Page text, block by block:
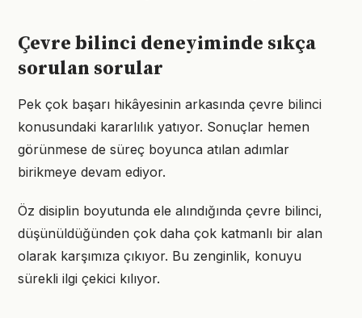
Çevre bilinci deneyiminde sıkça
sorulan sorular
Pek çok başarı hikâyesinin arkasında çevre bilinci
konusundaki kararlılık yatıyor. Sonuçlar hemen
görünmese de süreç boyunca atılan adımlar
birikmeye devam ediyor.
Öz disiplin boyutunda ele alındığında çevre bilinci,
düşünüldüğünden çok daha çok katmanlı bir alan
olarak karşımıza çıkıyor. Bu zenginlik, konuyu
sürekli ilgi çekici kılıyor.